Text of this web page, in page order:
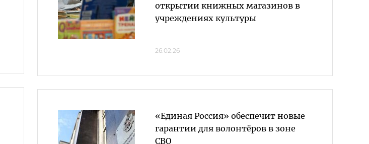
открытии книжных магазинов в
учреждениях культуры
26.02.26
«Единая Россия» обеспечит новые
гарантии для волонтёров в зоне
СВО